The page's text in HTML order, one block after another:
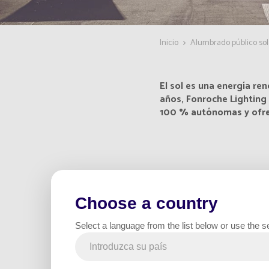
Inicio Alumbrado público
El sol es una energía
años, Fonroche
100 % autónomas y
¿Cómo
Choose a country
Select a language from the list below or use the